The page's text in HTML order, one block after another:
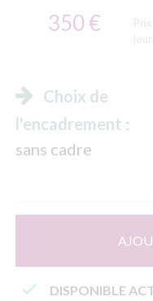
350 € Prix
jours
Choix de
l'encadrement :
sans cadre
 DISPONIBLE